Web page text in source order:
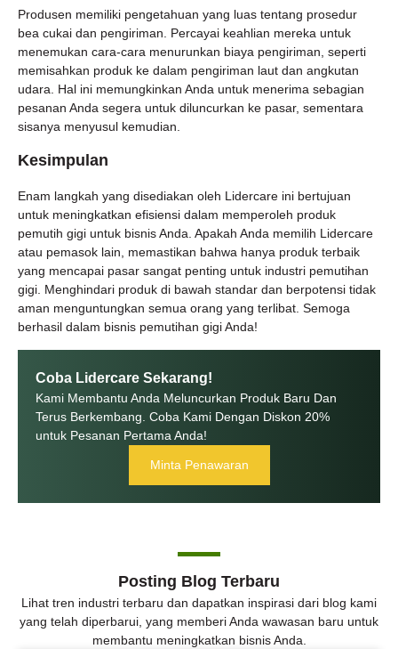
Produsen memiliki pengetahuan yang luas tentang prosedur
bea cukai dan pengiriman. Percayai keahlian mereka untuk
menemukan cara-cara menurunkan biaya pengiriman, seperti
memisahkan produk ke dalam pengiriman laut dan angkutan
udara. Hal ini memungkinkan Anda untuk menerima sebagian
pesanan Anda segera untuk diluncurkan ke pasar, sementara
sisanya menyusul kemudian.
Kesimpulan
Enam langkah yang disediakan oleh Lidercare ini bertujuan
untuk meningkatkan efisiensi dalam memperoleh produk
pemutih gigi untuk bisnis Anda. Apakah Anda memilih Lidercare
atau pemasok lain, memastikan bahwa hanya produk terbaik
yang mencapai pasar sangat penting untuk industri pemutihan
gigi. Menghindari produk di bawah standar dan berpotensi tidak
aman menguntungkan semua orang yang terlibat. Semoga
berhasil dalam bisnis pemutihan gigi Anda!
Coba Lidercare Sekarang!
Kami Membantu Anda Meluncurkan Produk Baru Dan
Terus Berkembang. Coba Kami Dengan Diskon 20%
untuk Pesanan Pertama Anda!
Minta Penawaran
Posting Blog Terbaru
Lihat tren industri terbaru dan dapatkan inspirasi dari blog kami
yang telah diperbarui, yang memberi Anda wawasan baru untuk
membantu meningkatkan bisnis Anda.